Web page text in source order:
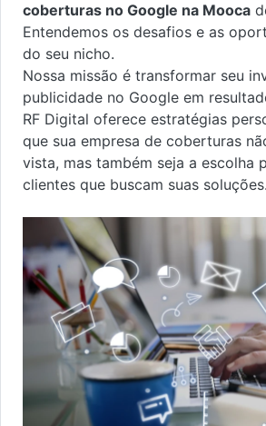
coberturas no Google na Mooca
Entendemos os desafios e as
do seu nicho.
Nossa missão é transformar seu
publicidade no Google em
RF Digital oferece estratégias
que sua empresa de coberturas
vista, mas também seja a escolha
clientes que buscam suas soluções.